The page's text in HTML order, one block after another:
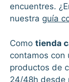
encuentres.
nuestra guía
Como tienda
contamos con
productos de
24/48h desde